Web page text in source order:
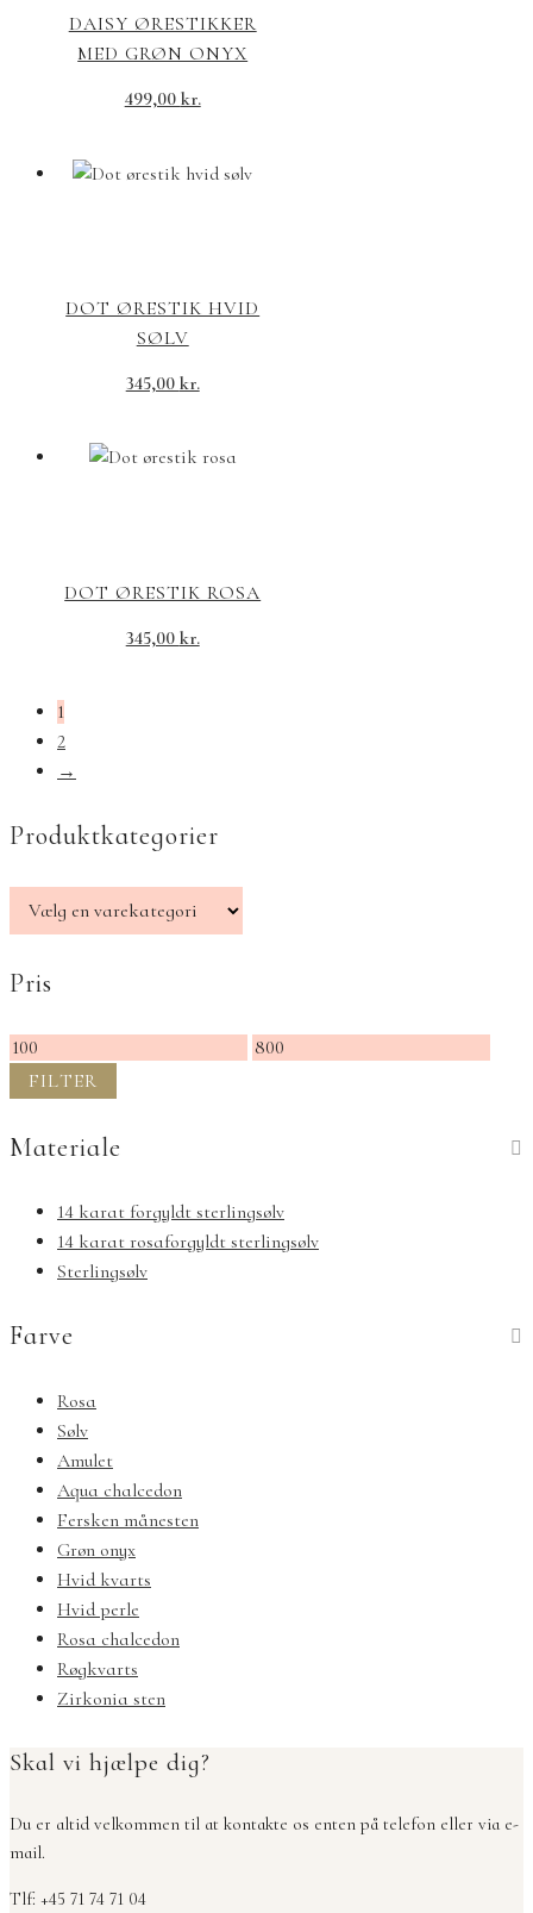
DAISY ØRESTIKKER
MED GRØN ONYX
499,00 kr.
DOT ØRESTIK HVID
SØLV
345,00 kr.
DOT ØRESTIK ROSA
345,00 kr.
1
2
→
Produktkategorier
Pris
Mindste
pris
Højeste
FILTER
Materiale
14 karat forgyldt sterlingsølv
14 karat rosaforgyldt sterlingsølv
Sterlingsølv
Farve
Rosa
Sølv
Amulet
Aqua chalcedon
Fersken månesten
Grøn onyx
Hvid kvarts
Hvid perle
Rosa chalcedon
Røgkvarts
Zirkonia sten
Skal vi hjælpe dig?
Du er altid velkommen til at kontakte os enten på telefon eller via e-
mail.
Tlf: +45 71 74 71 04